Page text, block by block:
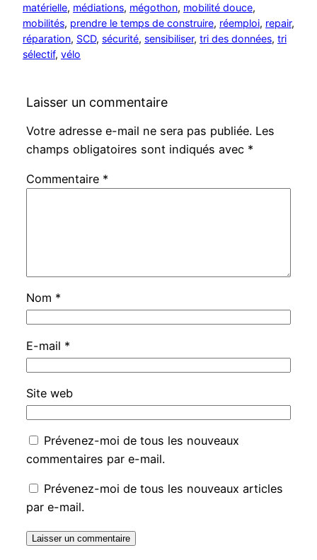
matérielle, médiations, mégothon, mobilité douce
mobilités, prendre le temps de construire, réemploi, repair
réparation, SCD, sécurité, sensibiliser, tri des données, tri
sélectif, vélo
Laisser un commentaire
Votre adresse e-mail ne sera pas publiée. Les
champs obligatoires sont indiqués avec *
Commentaire *
Nom *
E-mail *
Site web
Prévenez-moi de tous les nouveaux
commentaires par e-mail.
Prévenez-moi de tous les nouveaux articles
par e-mail.